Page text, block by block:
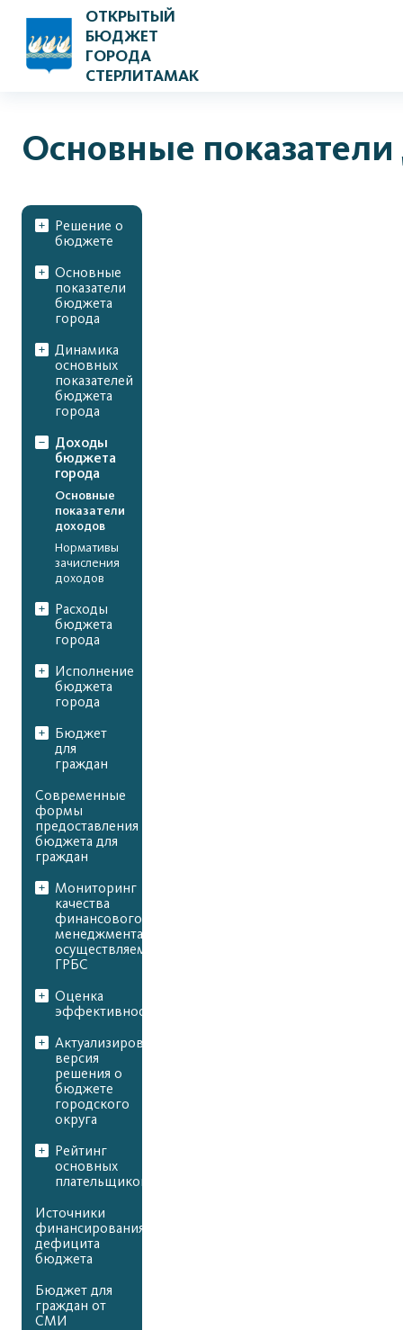
ОТКРЫТЫЙ
БЮДЖЕТ
ГОРОДА
СТЕРЛИТАМАК
Основные показатели
Решение о
бюджете
Основные
показатели
бюджета
города
Динамика
основных
показателей
бюджета
города
Доходы
бюджета
города
Основные
показатели
доходов
Нормативы
зачисления
доходов
Расходы
бюджета
города
Исполнение
бюджета
города
Бюджет
для
граждан
Современные
формы
предоставления
бюджета для
граждан
Мониторинг
качества
финансового
менеджмента,
осуществляемого
ГРБС
Оценка
эффективности
Актуализированная
версия
решения о
бюджете
городского
округа
Рейтинг
основных
плательщиков
Источники
финансирования
дефицита
бюджета
Бюджет для
граждан от
СМИ